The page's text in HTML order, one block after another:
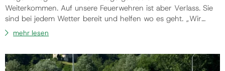
Weiterkommen. Auf unsere Feuerwehren ist aber Verlass. Sie
sind bei jedem Wetter bereit und helfen wo es geht. „Wir
haben am 5. u.6. Jänner 42 Einsätze gehabt. 344 Mann
mussten immer wieder ausrücken. Insgesamt waren wir 622
Gemeindefeuerwehrkommandant Josef Maurer. „Ich bedan…
mehr lesen